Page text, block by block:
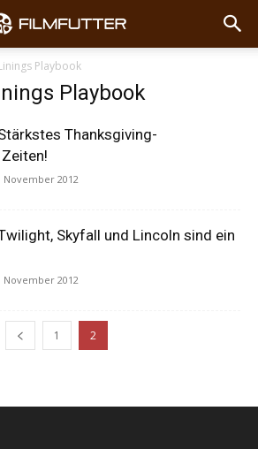
Playbook
Playbook
Thanksgiving-
November 2012
Skyfall und Lincoln sind ein
November 2012
1 2